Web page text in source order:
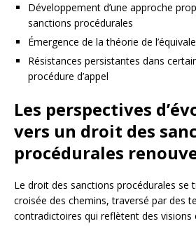
Développement d’une approche
sanctions procédurales
Émergence de la théorie de
Résistances persistantes dans
procédure d’appel
Les perspectives
vers un droit des
procédurales
Le droit des sanctions procédurales se
croisée des chemins, traversé par des
contradictoires qui reflètent des visions